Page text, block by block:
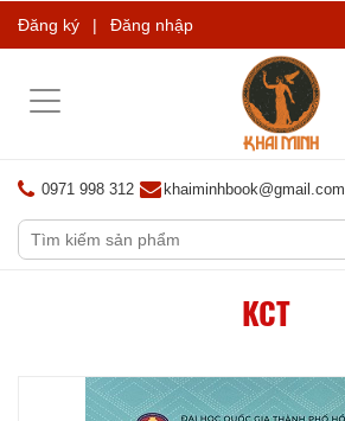
Đăng ký | Đăng nhập
Toggle
0971 998 312 khaiminhbook@gmail.com
KCT